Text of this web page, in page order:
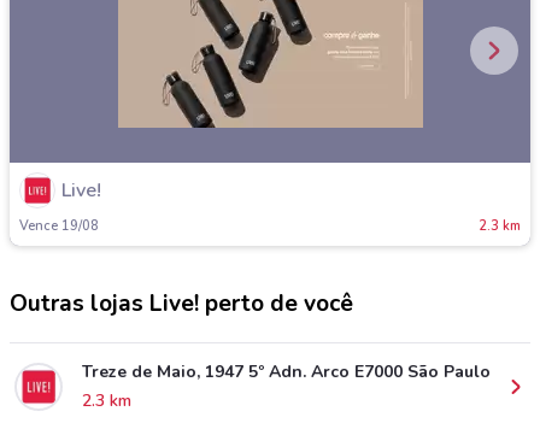
Live!
Vence 19/08 2.3 km
Outras lojas Live! perto de você
Treze de Maio, 1947 5º Adn. Arco E7000 São Paulo
2.3 km